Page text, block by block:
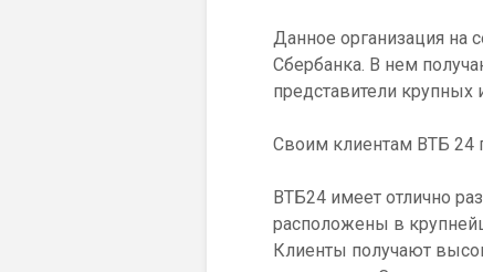
Данное организация на
Сбербанка. В нем
представители
Своим клиентам ВТБ 24
ВТБ24 имеет отлично
расположены в
Клиенты получают